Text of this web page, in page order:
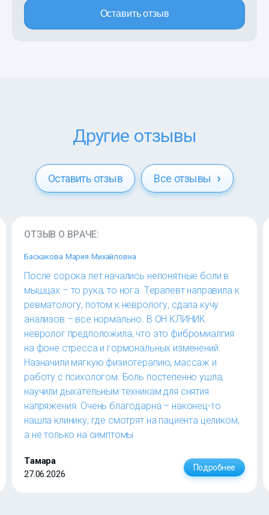
Оставить отзыв
Другие отзывы
Оставить отзыв Все отзывы
ОТЗЫВ О ВРАЧЕ:
Баскакова Мария Михайловна
После сорока лет начались непонятные боли в
мышцах – то рука, то нога. Терапевт направила к
ревматологу, потом к неврологу, сдала кучу
анализов – все нормально. В ОН КЛИНИК
невролог предположила, что это фибромиалгия
на фоне стресса и гормональных изменений.
Назначили мягкую физиотерапию, массаж и
работу с психологом. Боль постепенно ушла,
научили дыхательным техникам для снятия
напряжения. Очень благодарна – наконец-то
нашла клинику, где смотрят на пациента целиком,
а не только на симптомы.
Тамара
27.06.2026
Подробнее